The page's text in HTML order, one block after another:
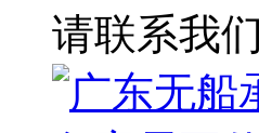
请联系我